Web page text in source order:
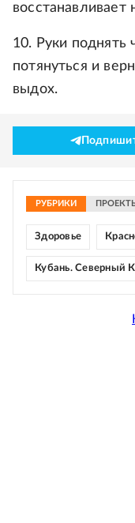
10. Руки поднять
потянуться и
выдох.
РУБРИКИ
Здоровье
Кубань. Северный